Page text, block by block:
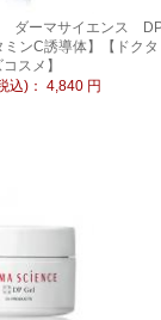
ダーマサイエンス
ンC誘導体】【ドクタ
スメ】
込)： 4,840 円